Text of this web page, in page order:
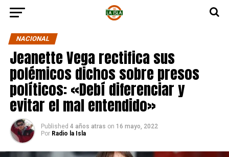
NACIONAL
Jeanette Vega rectifica sus
polémicos dichos sobre presos
políticos: «Debí diferenciar y
evitar el mal entendido»
Published 4 años atras on 16 mayo, 2022
Por Radio la Isla